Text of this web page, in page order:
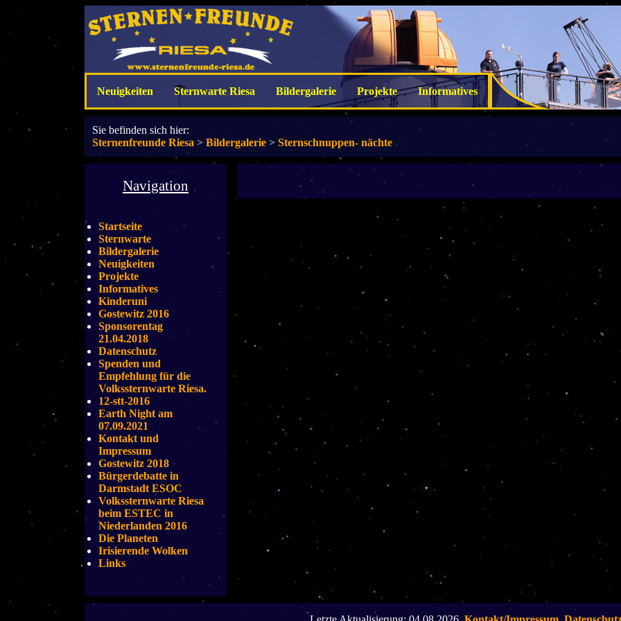
Neuigkeiten Sternwarte Riesa Bildergalerie Projekte Informatives
Sie befinden sich hier:
Sternenfreunde Riesa > Bildergalerie > Sternschnuppen- nächte
Navigation
Startseite
Sternwarte
Bildergalerie
Neuigkeiten
Projekte
Informatives
Kinderuni
Gostewitz 2016
Sponsorentag
21.04.2018
Datenschutz
Spenden und
Empfehlung für die
Volkssternwarte Riesa.
12-stt-2016
Earth Night am
07.09.2021
Kontakt und
Impressum
Gostewitz 2018
Bürgerdebatte in
Darmstadt ESOC
Volkssternwarte Riesa
beim ESTEC in
Niederlanden 2016
Die Planeten
Irisierende Wolken
Links